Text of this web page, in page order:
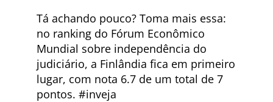
Tá achando pouco? Toma mais essa:
no ranking do Fórum Econômico
Mundial sobre independência do
judiciário, a Finlândia fica em primeiro
lugar, com nota 6.7 de um total de 7
pontos. #inveja